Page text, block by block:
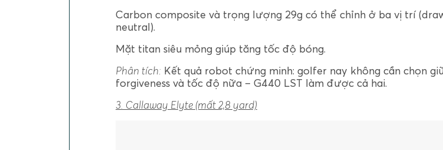
Carbon composite và trọng lượng 29g có thể chỉnh ở ba vị trí
neutral).
Mặt titan siêu mỏng giúp tăng tốc độ bóng.
Phân tích: Kết quả robot chứng minh: golfer nay không cần chọn
forgiveness và tốc độ nữa – G440 LST làm được cả hai.
3. Callaway Elyte (mất 2,8 yard)